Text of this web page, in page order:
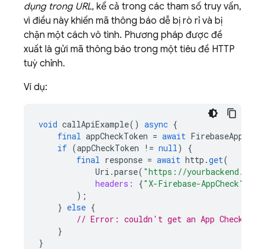
dụng trong URL, kể cả trong các tham số truy vấn,
vì điều này khiến mã thông báo dễ bị rò rỉ và bị
chặn một cách vô tình. Phương pháp được đề
xuất là gửi mã thông báo trong một tiêu đề HTTP
tuỳ chỉnh.
Ví dụ:
void callApiExample() async {
final appCheckToken = await
if (appCheckToken != null)
{
final response = await http .get(
Uri .parse( "https://
headers:
{"X-Firebase-AppCheck"
);
} else {
// Error: couldn't get an App Check
}
}